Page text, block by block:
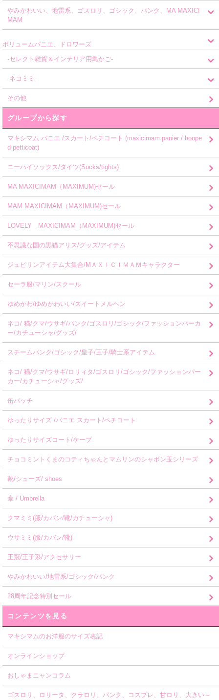
やみかわいい、地雷系、ゴスロリ、ゴシック、パンク、MA MAXICI
MAM
ボリュームパニエ、ドロワーズ
-セレクト雑貨＆インテリア用鳥かご-
-ネコミミ-
その他
グループから探す
マキシマム パニエ /スカート/ペチコート (maxicimam panier / hoope
d petticoat)
ニーハイソックス/タイツ(Socks/tights)
MA MAXICIMAM（MAXIMUM)セール
MAM MAXICIMAM（MAXIMUM)セール
LOVELY MAXICIMAM（MAXIMUM)セール
不思議な国の黒猫アリス/グッズ/アイテム
ジュピリンアイテム大集合/MＡＸＩＣＩＭＡＭキャラクター
セーラ服/マリン/スクール
ゆめかわ/ゆめかわいい/スイートメルヘン
ネコ/ 猫/クマ/ウサギ/パンク/ゴスロリ/ゴシック/ファッションパーカ
ー/カチューシャ/グッズ/
スチームパンク/ゴシック/皇子/王子/騎士系アイテム
ネコ/ 猫/クマ/ウサギ/ロリィタ/ゴスロリ/ゴシック/ファッションパー
カー/カチューシャ/グッズ/
缶バッチ
ゆったりサイズ /パニエ スカート/ペチコート
ゆったりサイズコート/ケープ
チョコミントくまのコティちゃんとマムリンのシャボン玉シリーズ
靴/シューズ/ shoes
傘 / Umbrella
クマミミ(服/カバン/靴/カチューシャ)
ウサミミ(服/カバン/靴)
王冠/王子系/アクセサリー
やみかわいい/地雷系/ゴシック/パンク
28周年記念特別セール
コンテンツを見る
マキシマムのお洋服のサイズ表記
オンラインショップ
おしゃまニャンコラム
ゴスロリ、ロリータ、クラロリ、パンク、コスプレ、甘ロリ、大きい～